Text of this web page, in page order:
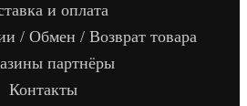
и оплата
/ Обмен / Возврат товара
партнёры
Контакты